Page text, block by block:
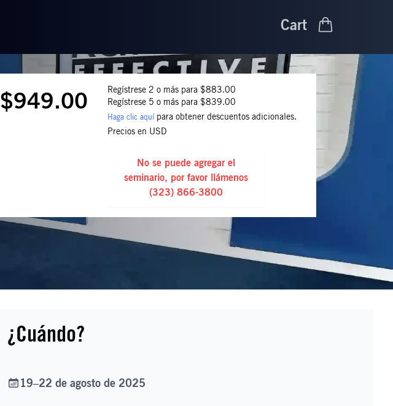
Cart
$949.00
Regístrese 2 o más para $883.00
Regístrese 5 o más para $839.00
Haga clic aquípara obtener descuentos adicionales.
Precios en USD
No se puede agregar el
seminario, por favor llámenos
(323) 866-3800
¿Cuándo?
When19–22 de agosto de 2025